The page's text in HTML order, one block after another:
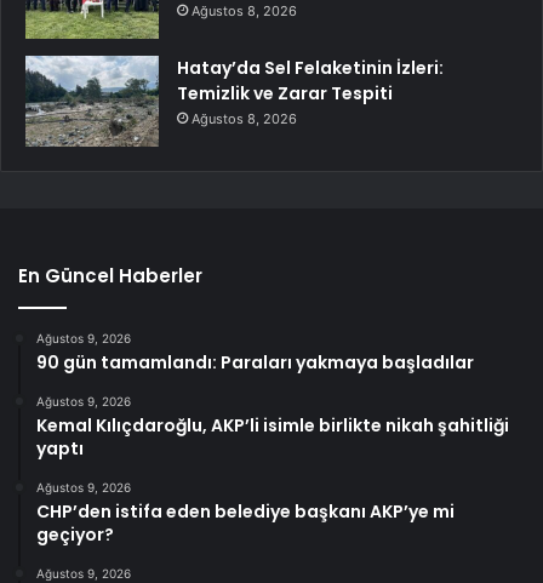
Ağustos 8, 2026
Hatay’da Sel Felaketinin İzleri:
Temizlik ve Zarar Tespiti
Ağustos 8, 2026
En Güncel Haberler
Ağustos 9, 2026
90 gün tamamlandı: Paraları yakmaya başladılar
Ağustos 9, 2026
Kemal Kılıçdaroğlu, AKP’li isimle birlikte nikah şahitliği
yaptı
Ağustos 9, 2026
CHP’den istifa eden belediye başkanı AKP’ye mi
geçiyor?
Ağustos 9, 2026